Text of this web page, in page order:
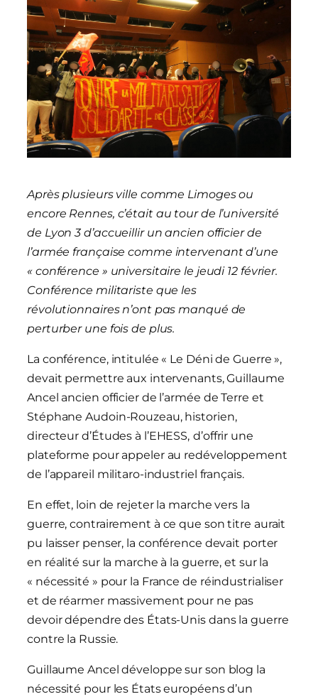
Après plusieurs ville comme Limoges ou
encore Rennes, c’était au tour de l’université
de Lyon 3 d’accueillir un ancien officier de
l’armée française comme intervenant d’une
« conférence » universitaire le jeudi 12 février.
Conférence militariste que les
révolutionnaires n’ont pas manqué de
perturber une fois de plus.
La conférence, intitulée « Le Déni de Guerre »,
devait permettre aux intervenants, Guillaume
Ancel ancien officier de l’armée de Terre et
Stéphane Audoin-Rouzeau, historien,
directeur d’Études à l’EHESS, d’offrir une
plateforme pour appeler au redéveloppement
de l’appareil militaro-industriel français.
En effet, loin de rejeter la marche vers la
guerre, contrairement à ce que son titre aurait
pu laisser penser, la conférence devait porter
en réalité sur la marche à la guerre, et sur la
« nécessité » pour la France de réindustrialiser
et de réarmer massivement pour ne pas
devoir dépendre des États-Unis dans la guerre
contre la Russie.
Guillaume Ancel développe sur son blog la
nécessité pour les États européens d’un